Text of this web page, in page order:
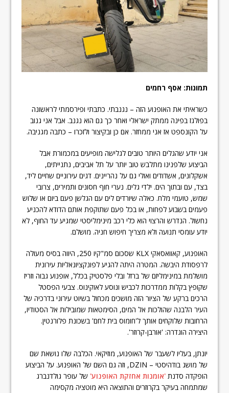
תמונות: אסף רחמים
כשראיתי את האופנוע הזה – נגנבתי. כתבתי ופירסמתי לראשונה
בפולגז בפינה ממתק ישראלי ואחר כך גם הוא נגנב. אבל אני גנוב
על הקונספט אז אני ממחזר. אם כן ובקיצור ולזכרו – כתבה מגניבה.
אני יודע שהגלים היותר טובים לגלישה מופיעים במכמורת אבל
הביצוע שלפנינו מתלבש טוב יותר על תל אביבים, נתנייתים,
אשקלונים, אשדודים ואולי גם על נהריינים. דגים עירוניים שחיים ליד,
בצד, עם ובתוך הים. ילדי גלים. נערי חוף חסונים ותמירים, צרובי
שמש, טועמי מלח. כאלה שיורדים לים עם הגלשן פעם ביום או שלוש
פעמים בשבוע לפחות, או בכל פעם שתוקפת אותם הדודא להכניע
נחשול. הנדרש והרצוי הוא כלי רכב מינימליסטי שמגיע עד החוף, לא
יודע עומסי תנועה ולא מצריך חיפוש חניה. מושלם.
האופנוע, קאוואסאקי KLX שסכום סמ"קיו 250, היווה בסיס מעולה
לרפסודת היבשה. המטרה היתה להגיע לפונקציונאליות עירונית
מושלמת במינימליזם של ברזל ובלי פלסטיק בכלל, אופנוע גבוה וזריז
שקופץ בקלות ממדרכות לכביש ונוסע לאוקינוס. צבעי הפסטל
הרכים ברקע של הציור הזה מושכים מכחול בשיוט עירוני בדרכיה של
העיר הלבנה שהולכות אל המים, הסימטאות שמובילות אל הסטודיו,
הרחובות שלוקחים אותך ל'חומוס בית לחם' בשכונת פלורנטין.
היצירה הוגדרה: 'אורבן-קרוזר'.
יונתן, בעליו לשעבר של האופנוע, מוזיקאי. הכלבה שלו נושאת שם
של מושג בודהיסטי – DZIN, וזה גם השם של האופנוע. על הביצוע
הופקדה סדנת 'אומנות אחזקת האופנוע' של עופר גולדנברג
שמתמחה בעיקר בקרוזרים והתוצאה היא מוטציה מקסימה